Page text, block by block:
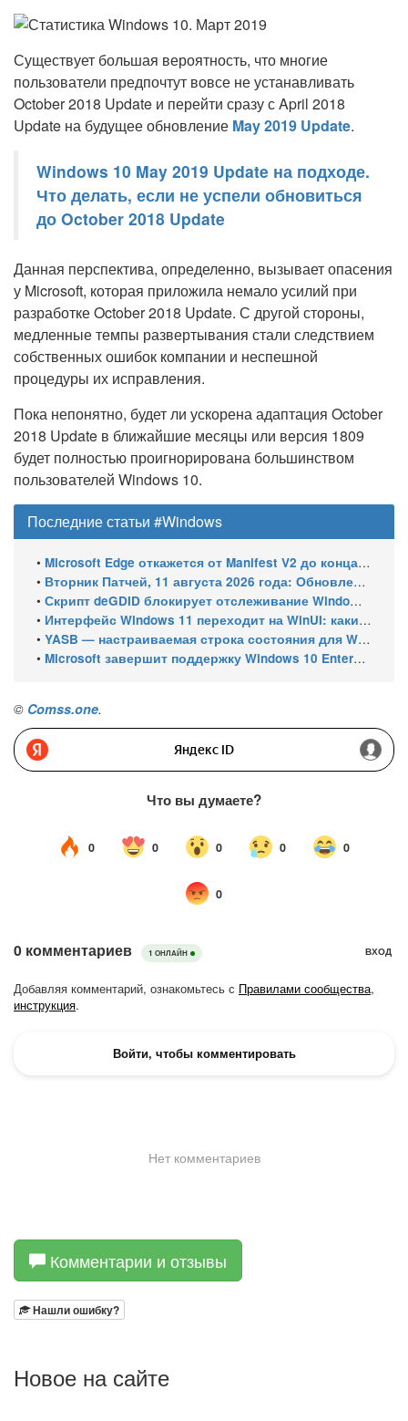
Существует большая вероятность, что многие
пользователи предпочтут вовсе не устанавливать
October 2018 Update и перейти сразу с April 2018
Update на будущее обновление May 2019 Update.
Windows 10 May 2019 Update на подходе.
Что делать, если не успели обновиться
до October 2018 Update
Данная перспектива, определенно, вызывает опасения
у Microsoft, которая приложила немало усилий при
разработке October 2018 Update. С другой стороны,
медленные темпы развертывания стали следствием
собственных ошибок компании и неспешной
процедуры их исправления.
Пока непонятно, будет ли ускорена адаптация October
2018 Update в ближайшие месяцы или версия 1809
будет полностью проигнорирована большинством
пользователей Windows 10.
Последние статьи #Windows
• Microsoft Edge откажется от Manifest V2 до конца 2026 года – классический uBlock Origin перестанет работать
• Вторник Патчей, 11 августа 2026 года: Обновления безопасности для Windows 11 (включая KB5121003), ESU-обновления для Windows 10
• Скрипт deGDID блокирует отслеживание Windows по глобальному идентификатору устройства
• Интерфейс Windows 11 переходит на WinUI: какие системные элементы обновит Microsoft
• YASB — настраиваемая строка состояния для Windows с виджетами и поддержкой нескольких мониторов
• Microsoft завершит поддержку Windows 10 Enterprise LTSC 2021 в январе 2027 года. ESU продлят обновления до января 2030 года
© Comss.one.
Комментарии и отзывы
Нашли ошибку?
Новое на сайте